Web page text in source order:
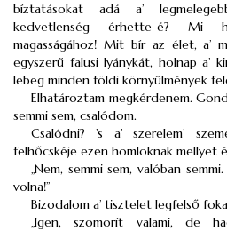
bíztatásokat adá a’
kedvetlenség érhette-é? Mi
magasságához! Mit bír az élet, a’
egyszerű falusi lyánykát, holnap a’
lebeg minden földi környűlmények
Elhatároztam megkérdenem.
semmi sem, csalódom.
Csalódni? ’s a’ szerelem’
felhőcskéje ezen homloknak mellyet
„Nem, semmi sem, valóban
volna!”
Bizodalom a’ tisztelet legfelső
„Igen, szomorít valami, de